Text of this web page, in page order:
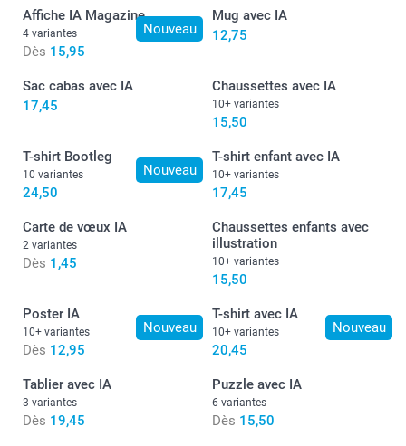
Nouveau
Affiche IA Magazine
4 variantes
Dès 15,95
Mug avec IA
12,75
Sac cabas avec IA
17,45
Chaussettes avec IA
10+ variantes
15,50
Nouveau
T-shirt Bootleg
10 variantes
24,50
T-shirt enfant avec IA
10+ variantes
17,45
Carte de vœux IA
2 variantes
Dès 1,45
Chaussettes enfants avec
illustration
10+ variantes
15,50
Nouveau
Poster IA
10+ variantes
Dès 12,95
Nouveau
T-shirt avec IA
10+ variantes
20,45
Tablier avec IA
3 variantes
Dès 19,45
Puzzle avec IA
6 variantes
Dès 15,50